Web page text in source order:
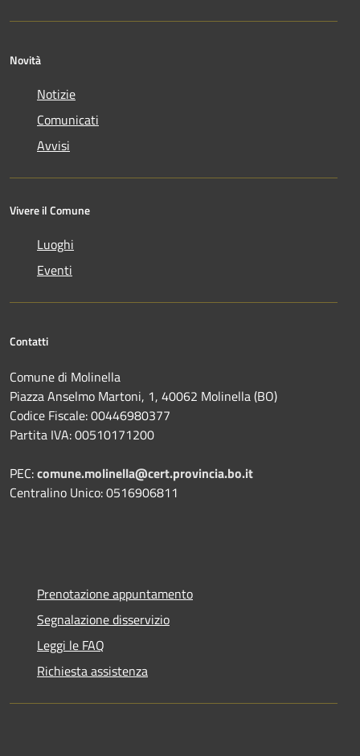
Novità
Notizie
Comunicati
Avvisi
Vivere il Comune
Luoghi
Eventi
Contatti
Comune di Molinella
Piazza Anselmo Martoni, 1, 40062 Molinella (BO)
Codice Fiscale: 00446980377
Partita IVA: 00510171200
PEC:comune.molinella@cert.provincia.bo.it
Centralino Unico: 0516906811
Prenotazione appuntamento
Segnalazione disservizio
Leggi le FAQ
Richiesta assistenza